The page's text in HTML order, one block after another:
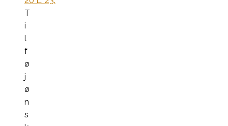
T
i
l
f
ø
j
ø
n
s